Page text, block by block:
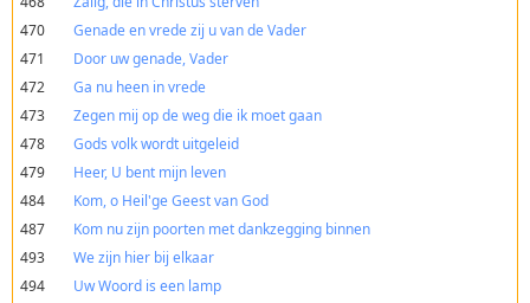
470
Genade en vrede zij u van de Vader
471
Door uw genade, Vader
472
Ga nu heen in vrede
473
Zegen mij op de weg die ik moet gaan
478
Gods volk wordt uitgeleid
479
Heer, U bent mijn leven
484
Kom, o Heil'ge Geest van God
487
Kom nu zijn poorten met dankzegging binnen
493
We zijn hier bij elkaar
494
Uw Woord is een lamp